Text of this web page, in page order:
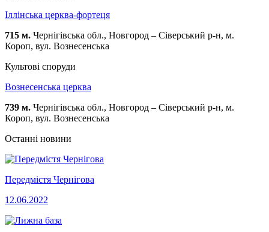
Іллінська церква-фортеця
715 м. Чернігівська обл., Новгород – Сіверський р-н, м.
Короп, вул. Вознесенська
Культові споруди
Вознесенська церква
739 м. Чернігівська обл., Новгород – Сіверський р-н, м.
Короп, вул. Вознесенська
Останні новини
Передмістя Чернігова
12.06.2022